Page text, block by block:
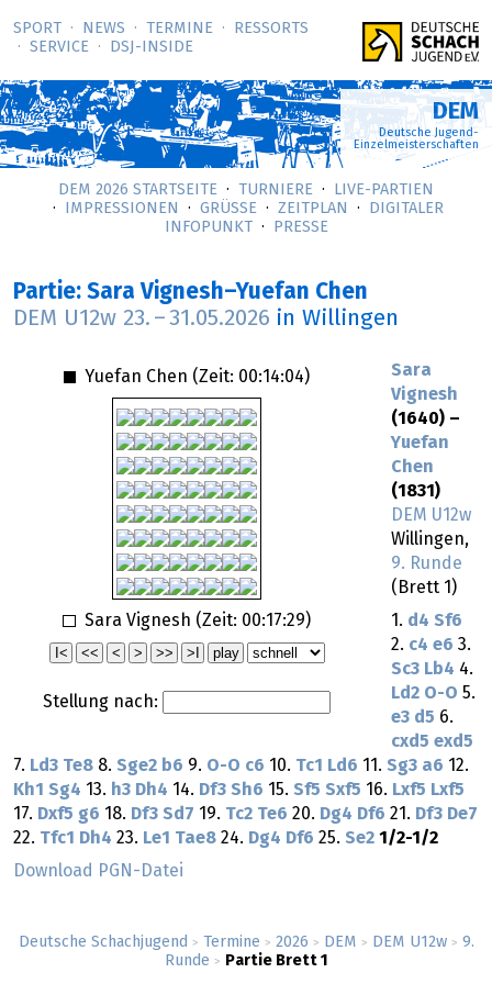
SPORT NEWS TERMINE
RESSORTS
SERVICE
DSJ-­INSIDE
Deutsche Schachjugend > Termine > 2026 > DEM > DEM U12w > 9.
Runde > Partie Brett 1
DEM
Deutsche Jugend-
Einzelmeisterschaften
DEM 2026 STARTSEITE TURNIERE
LIVE-PARTIEN
IMPRESSIONEN
GRÜSSE ZEITPLAN
DIGITALER
INFOPUNKT
PRESSE
Partie: Sara Vignesh–Yuefan Chen
DEM U12w 23. – 31.05.2026 in Willingen
Yuefan Chen (Zeit: 00:14:04)
Sara Vignesh (Zeit: 00:17:29)
Stellung nach:
Sara
Vignesh
(1640) –
Yuefan
Chen
(1831)
DEM U12w
Willingen,
9. Runde
(Brett 1)
1. d4 Sf6
2. c4 e6 3.
Sc3 Lb4 4.
Ld2 O-O 5.
e3 d5 6.
cxd5 exd5
7. Ld3 Te8 8. Sge2 b6 9. O-O c6 10. Tc1 Ld6 11. Sg3 a6 12.
Kh1 Sg4 13. h3 Dh4 14. Df3 Sh6 15. Sf5 Sxf5 16. Lxf5 Lxf5
17. Dxf5 g6 18. Df3 Sd7 19. Tc2 Te6 20. Dg4 Df6 21. Df3 De7
22. Tfc1 Dh4 23. Le1 Tae8 24. Dg4 Df6 25. Se2 1/2-1/2
Download PGN-Datei